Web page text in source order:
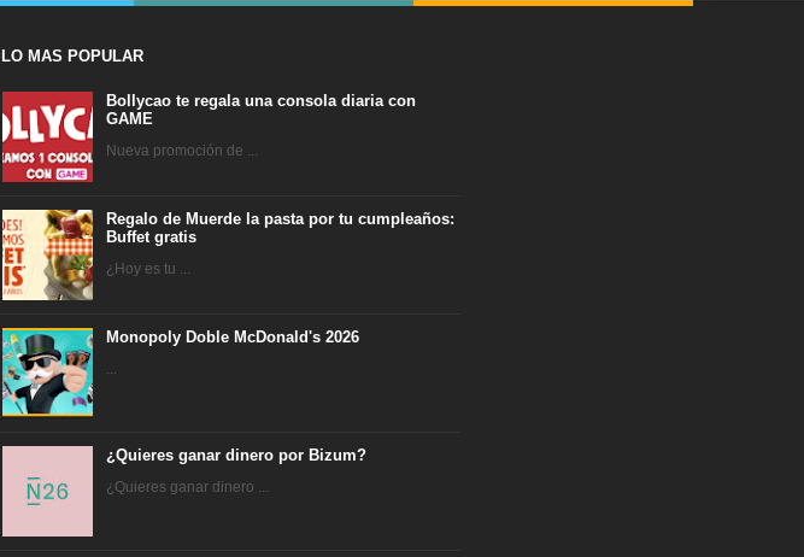
LO MAS POPULAR
Bollycao te regala una consola diaria con
GAME
Nueva promoción de ...
Regalo de Muerde la pasta por tu cumpleaños:
Buffet gratis
¿Hoy es tu ...
Monopoly Doble McDonald's 2026
...
¿Quieres ganar dinero por Bizum?
¿Quieres ganar dinero ...